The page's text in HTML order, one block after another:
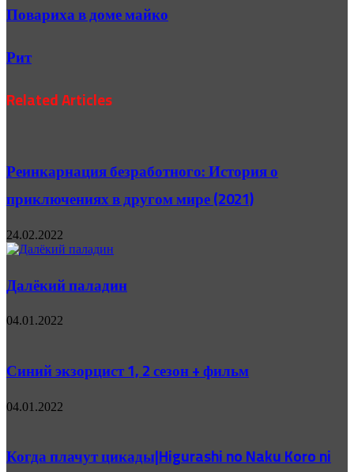
Повариха в доме майко
Рит
Related Articles
Реинкарнация безработного: История о
приключениях в другом мире (2021)
24.02.2022
Далёкий паладин
04.01.2022
Синий экзорцист 1, 2 сезон + фильм
04.01.2022
Когда плачут цикады|Higurashi no Naku Koro ni